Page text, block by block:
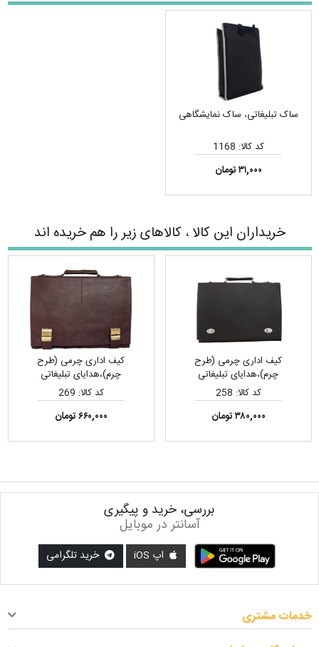
ساک تبلیغاتی، ساک نمایشگاهی
کد کالا: 1168
۳۱,۰۰۰ تومان
خریداران این کالا ، کالاهای زیر را هم خریده اند
کیف اداری چرمی (طرح
چرم)،هدایای تبلیغاتی
کد کالا: 258
۳۸۰,۰۰۰ تومان
کیف اداری چرمی (طرح
چرم)،هدایای تبلیغاتی
کد کالا: 269
۶۶۰,۰۰۰ تومان
بررسی، خرید و پیگیری
آسانتر در موبایل
اپ iOS خرید تلگرامی
خدمات مشتری